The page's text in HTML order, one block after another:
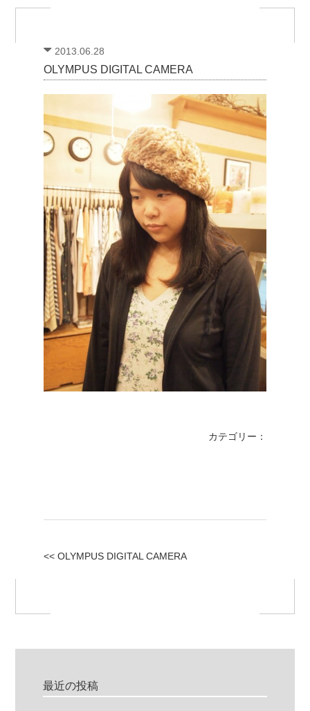
2013.06.28
OLYMPUS DIGITAL CAMERA
カテゴリー：
<< OLYMPUS DIGITAL CAMERA
最近の投稿